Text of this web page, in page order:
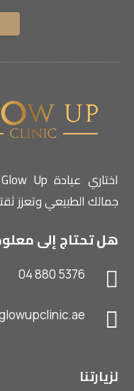
جمالك الطبيعي وتعزز
هل تحتاج إلى

04 880 5376

لزيارتنا